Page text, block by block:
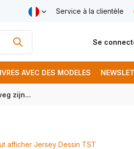
gratuite à partir de € 250 (FR)
Service à la clientèle
Se
AVEC DES MODELES
zijn...
afficher Jersey Dessin TST